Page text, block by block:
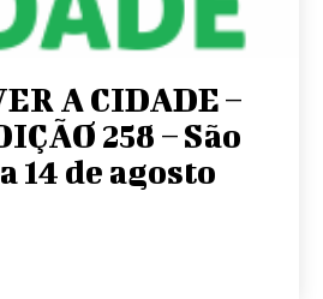
A CIDADE –
258 – São
14 de agosto